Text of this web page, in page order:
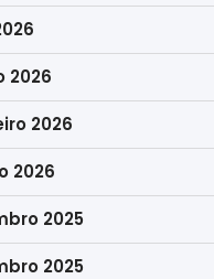
2026
2026
2026
2025
2025